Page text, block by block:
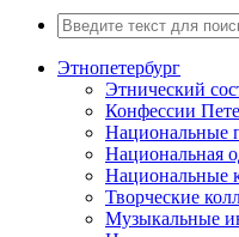
Этнопетербург
Этнический
Конфессии
Национальные
Национальная
Национальные
Творческие
Музыкальные